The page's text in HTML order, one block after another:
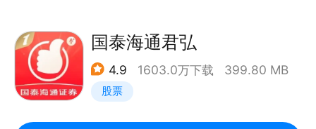
打造集明星策略、明星服务为一体的明星基金投顾平
台：涨乐省心投。
4、智能定投——全新定投“花式”玩法，支持参考指数
多种选择，目标止盈功能，为严格遵守投资纪律提供更
国泰海通君弘
4.9 1603.0万下载 399.80 MB
股票